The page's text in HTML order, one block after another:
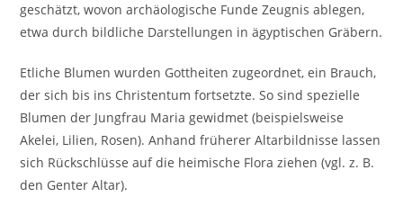
geschätzt, wovon archäologische Funde Zeugnis ablegen,
etwa durch bildliche Darstellungen in ägyptischen Gräbern.
Etliche Blumen wurden Gottheiten zugeordnet, ein Brauch,
der sich bis ins Christentum fortsetzte. So sind spezielle
Blumen der Jungfrau Maria gewidmet (beispielsweise
Akelei, Lilien, Rosen). Anhand früherer Altarbildnisse lassen
sich Rückschlüsse auf die heimische Flora ziehen (vgl. z. B.
den Genter Altar).